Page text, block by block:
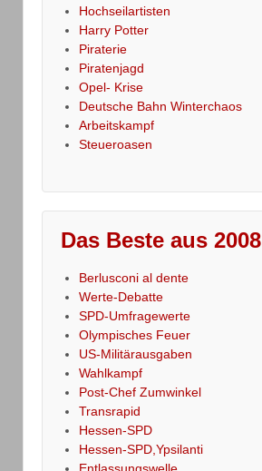
Hochseilartisten
Harry Potter
Piraterie
Piratenjagd
Opel- Krise
Deutsche Bahn Winterchaos
Arbeitskampf
Steueroasen
Das Beste aus 2008
Berlusconi al dente
Werte-Debatte
SPD-Umfragewerte
Olympisches Feuer
US-Militärausgaben
Wahlkampf
Post-Chef Zumwinkel
Transrapid
Hessen-SPD
Hessen-SPD,Ypsilanti
Entlassungswelle